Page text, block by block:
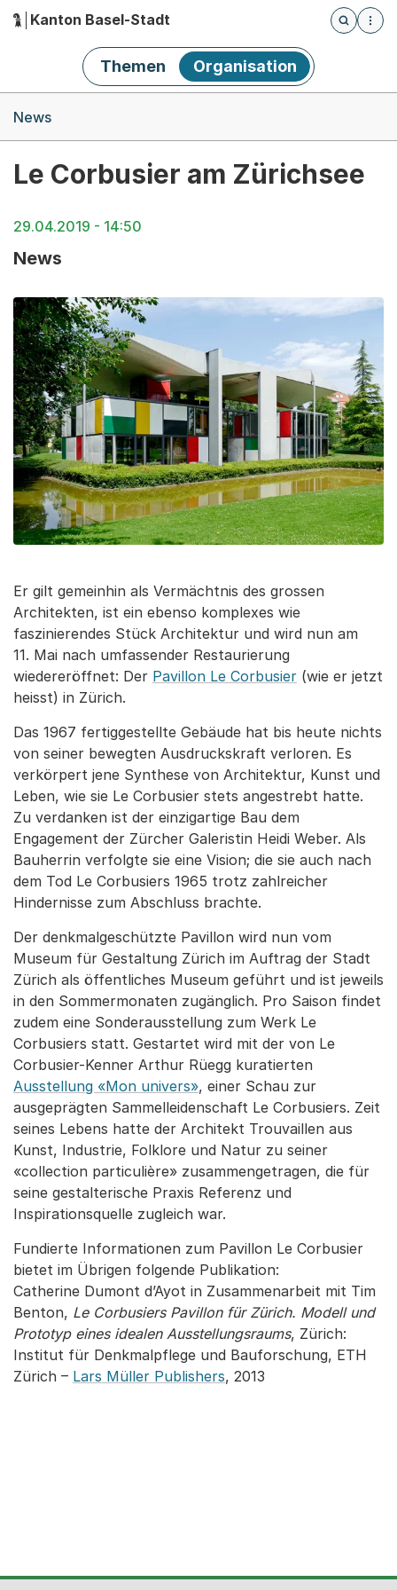
Hauptnavigation
Kanton Basel-Stadt
Öffnet
Themen Organisation
News
Le Corbusier am Zürichsee
29.04.2019 - 14:50
News
Er gilt gemeinhin als Vermächtnis des grossen
Architekten, ist ein ebenso komplexes wie
faszinierendes Stück Architektur und wird nun am
11. Mai nach umfassender Restaurierung
wiedereröffnet: Der Pavillon Le Corbusier (wie er jetzt
heisst) in Zürich.
Das 1967 fertiggestellte Gebäude hat bis heute nichts
von seiner bewegten Ausdruckskraft verloren. Es
verkörpert jene Synthese von Architektur, Kunst und
Leben, wie sie Le Corbusier stets angestrebt hatte.
Zu verdanken ist der einzigartige Bau dem
Engagement der Zürcher Galeristin Heidi Weber. Als
Bauherrin verfolgte sie eine Vision; die sie auch nach
dem Tod Le Corbusiers 1965 trotz zahlreicher
Hindernisse zum Abschluss brachte.
Der denkmalgeschützte Pavillon wird nun vom
Museum für Gestaltung Zürich im Auftrag der Stadt
Zürich als öffentliches Museum geführt und ist jeweils
in den Sommermonaten zugänglich. Pro Saison findet
zudem eine Sonderausstellung zum Werk Le
Corbusiers statt. Gestartet wird mit der von Le
Corbusier-Kenner Arthur Rüegg kuratierten
Ausstellung «Mon univers», einer Schau zur
ausgeprägten Sammelleidenschaft Le Corbusiers. Zeit
seines Lebens hatte der Architekt Trouvaillen aus
Kunst, Industrie, Folklore und Natur zu seiner
«collection particulière» zusammengetragen, die für
seine gestalterische Praxis Referenz und
Inspirationsquelle zugleich war.
Fundierte Informationen zum Pavillon Le Corbusier
bietet im Übrigen folgende Publikation:
Catherine Dumont d’Ayot in Zusammenarbeit mit Tim
Benton, Le Corbusiers Pavillon für Zürich. Modell und
Prototyp eines idealen Ausstellungsraums, Zürich:
Institut für Denkmalpflege und Bauforschung, ETH
Zürich – Lars Müller Publishers, 2013